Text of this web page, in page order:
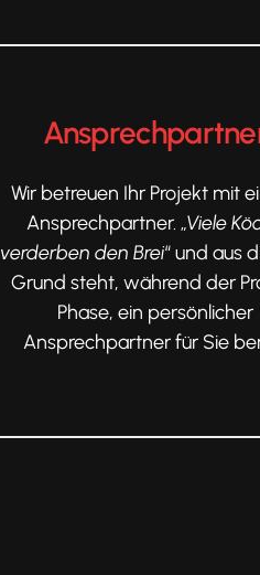
Wir betreuen Ihr Projekt mit
Ansprechpartner. „Viele
verderben den Brei“ und aus
Grund steht, während der
Phase, ein persönlicher
Ansprechpartner für Sie